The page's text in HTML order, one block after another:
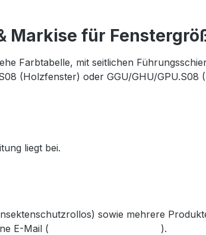
Markise für
Farbtabelle, mit seitlichen
(Holzfenster) oder GGU/GHU/
liegt bei.
sowie mehrere
E-Mail ( ).